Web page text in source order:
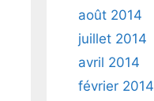
août 2014
juillet 2014
avril 2014
février 2014